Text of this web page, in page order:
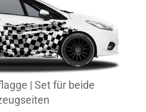
| Set für beide